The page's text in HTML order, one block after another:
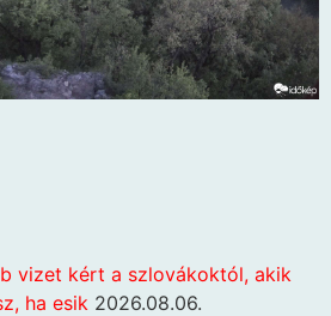
vizet kért a szlovákoktól, akik
ha esik 2026.08.06.